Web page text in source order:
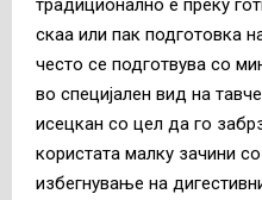
скаа или пак подготовка
често се подготвува со
во специјален вид на
исецкан со цел да го
користата малку зачини
избегнување на